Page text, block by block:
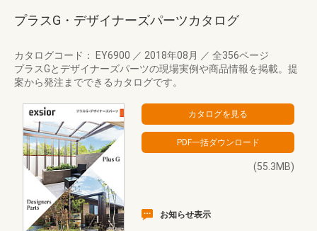
プラスG・デザイナーズパーツカタログ
カタログコード： EY6900 ／ 2018年08月 ／ 全356ページ
プラスGとデザイナーズパーツの現場実例や商品情報を掲載。提
案から発注までできるカタログです。
(55.3MB)
お知らせ表示